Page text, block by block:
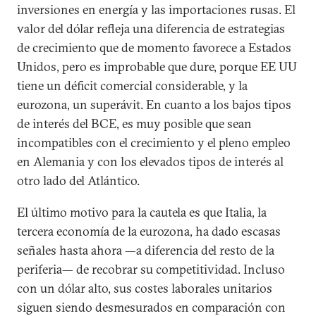
inversiones en energía y las importaciones rusas. El
valor del dólar refleja una diferencia de estrategias
de crecimiento que de momento favorece a Estados
Unidos, pero es improbable que dure, porque EE UU
tiene un déficit comercial considerable, y la
eurozona, un superávit. En cuanto a los bajos tipos
de interés del BCE, es muy posible que sean
incompatibles con el crecimiento y el pleno empleo
en Alemania y con los elevados tipos de interés al
otro lado del Atlántico.
El último motivo para la cautela es que Italia, la
tercera economía de la eurozona, ha dado escasas
señales hasta ahora —a diferencia del resto de la
periferia— de recobrar su competitividad. Incluso
con un dólar alto, sus costes laborales unitarios
siguen siendo desmesurados en comparación con